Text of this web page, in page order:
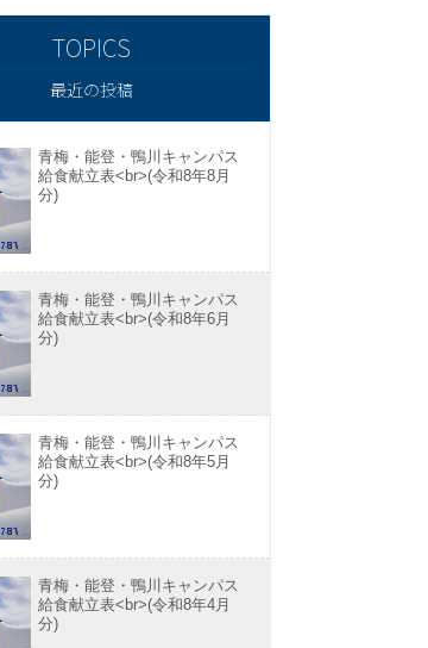
最近の投稿
青梅・能登・鴨川キャンパス
給食献立表<br>(令和8年8月
分)
青梅・能登・鴨川キャンパス
給食献立表<br>(令和8年6月
分)
青梅・能登・鴨川キャンパス
給食献立表<br>(令和8年5月
分)
青梅・能登・鴨川キャンパス
給食献立表<br>(令和8年4月
分)